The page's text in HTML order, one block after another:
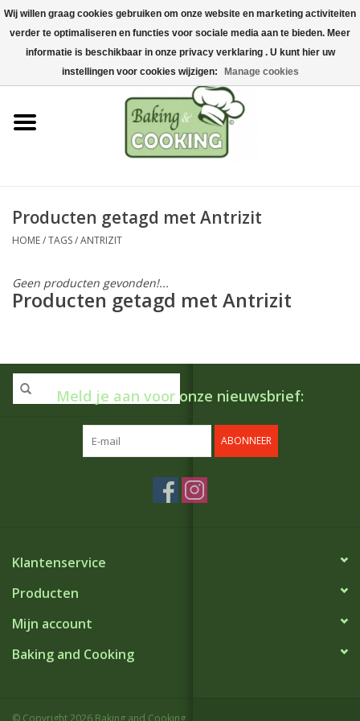
Home
Bak-& kookgerei
Machines & onderdelen
Chocolade & ijsbereiding
Hygiëne & opslag
Grondstoffen & Presentatie
Producten getagd met Antrizit
HOME/TAGS/ANTRIZIT
Geen producten gevonden!...
Producten getagd met Antrizit
Meld je aan voor onze nieuwsbrief:
ABONNEER
Klantenservice
Producten
Mijn account
Baking and Cooking
© Copyright 2026 Baking and Cooking
Wij willen graag cookies gebruiken om onze website en marketing activiteiten
verder te optimaliseren en functies voor sociale media aan te bieden. Meer
informatie is beschikbaar in onze privacy verklaring . U kunt hier uw
instellingen voor cookies wijzigen:
Manage cookies